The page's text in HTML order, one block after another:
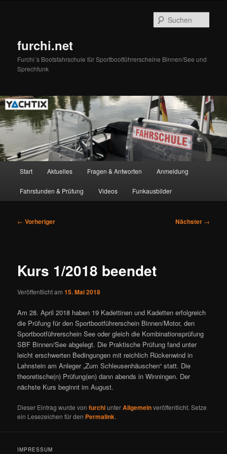
furchi.net
Furchi´s Bootsfahrschule für Sportbootführerscheine Binnen/See und
Sprechfunk
Start Aktuelles Fragen & Antworten Anmeldung
Fahrstunden & Prüfung Videos Funkausbilder
Beitragsnavigation
← Vorheriger Nächster →
Kurs 1/2018 beendet
Veröffentlicht am15. Mai 2018
Am 28. April 2018 haben 19 Kadettinen und Kadetten erfolgreich
die Prüfung für den Sportbootführerschein Binnen/Motor, den
Sportbootführerschein See oder gleich die Kombinationsprüfung
SBF Binnen/See abgelegt. Die Praktische Prüfung fand unter
leicht erschwerten Bedingungen mit reichlich Rückenwind in
Lahnstein am Anleger „Zum Schleusenhäuschen“ statt. Die
theoretische(n) Prüfung(en) dann abends in Winningen. Der
nächste Kurs beginnt im August.
Dieser Eintrag wurde vonfurchiunterAllgemeinveröffentlicht. Setze
ein Lesezeichen für den Permalink.
IMPRESSUM